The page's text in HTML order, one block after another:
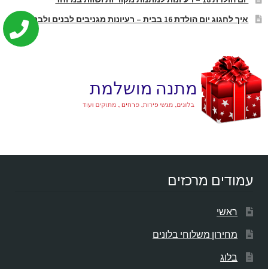
איך לחגוג יום הולדת 16 בבית – רעיונות מגניבים לבנים ולבנות
עמודים מרכזים
ראשי
מחירון משלוחי בלונים
בלוג